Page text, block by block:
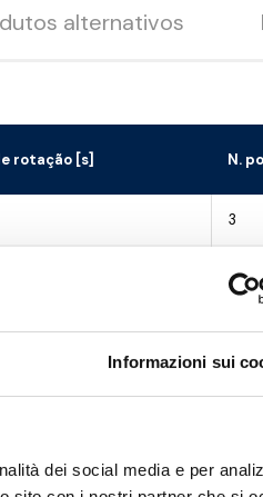
Informazioni sui
dei social media e per
alternativos
rotação [s] N.
3
3
3
3